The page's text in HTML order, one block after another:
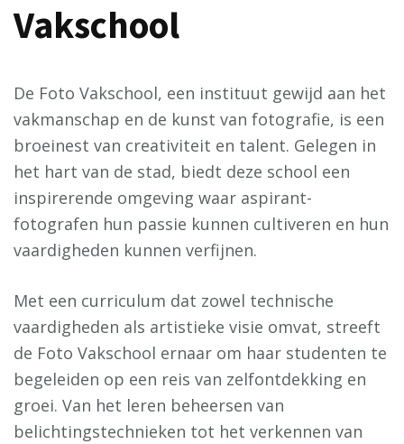
Vakschool
De Foto Vakschool, een instituut gewijd aan het
vakmanschap en de kunst van fotografie, is een
broeinest van creativiteit en talent. Gelegen in
het hart van de stad, biedt deze school een
inspirerende omgeving waar aspirant-
fotografen hun passie kunnen cultiveren en hun
vaardigheden kunnen verfijnen.
Met een curriculum dat zowel technische
vaardigheden als artistieke visie omvat, streeft
de Foto Vakschool ernaar om haar studenten te
begeleiden op een reis van zelfontdekking en
groei. Van het leren beheersen van
belichtingstechnieken tot het verkennen van